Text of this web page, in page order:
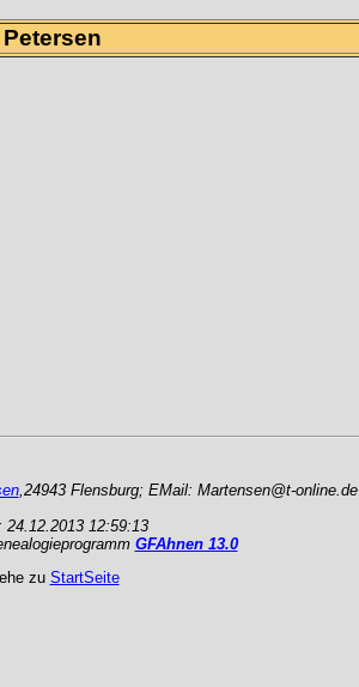
Petersen
,24943 Flensburg; EMail: Martensen@t-online.de
24.12.2013 12:59:13
GFAhnen 13.0
zu StartSeite